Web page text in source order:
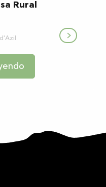
Rural